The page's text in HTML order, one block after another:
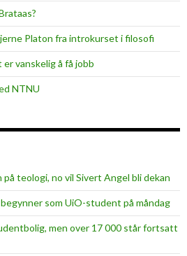
Platon fra introkurset i filosofi
vanskelig å få jobb
NTNU
på teologi, no vil Sivert Angel bli dekan
som UiO-student på måndag
men over 17 000 står fortsatt